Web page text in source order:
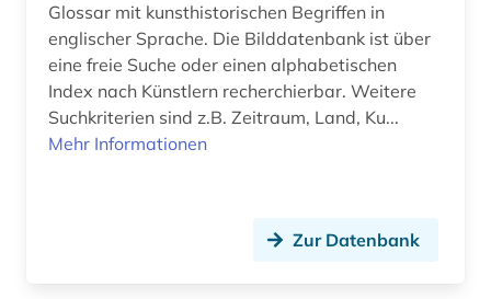
Glossar mit kunsthistorischen Begriffen in
englischer Sprache. Die Bilddatenbank ist über
eine freie Suche oder einen alphabetischen
Index nach Künstlern recherchierbar. Weitere
Suchkriterien sind z.B. Zeitraum, Land, Ku...
Mehr Informationen
Zur Datenbank